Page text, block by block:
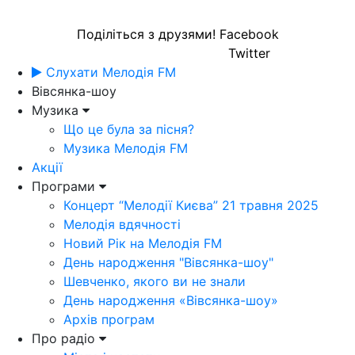
Поділіться з друзями! Facebook
Twitter
Слухати Мелодія FM
Вівсянка-шоу
Музика
Що це була за пісня?
Музика Мелодія FM
Акції
Програми
Концерт “Мелодії Києва” 21 травня 2025
Мелодія вдячності
Новий Рік на Мелодія FM
День народження "Вівсянка-шоу"
Шевченко, якого ви не знали
День народження «Вівсянка-шоу»
Архів програм
Про радіо